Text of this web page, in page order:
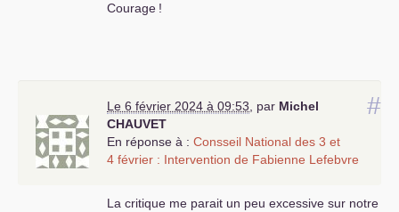
Courage !
#
Le 6 février 2024 à 09:53 par Michel
CHAUVET
En réponse à : Consseil National des 3 et
4 février : Intervention de Fabienne Lefebvre
La critique me parait un peu excessive sur notre